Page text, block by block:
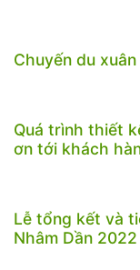
Chuyến du
Quá trình thiết
ơn tới khách
Lễ tổng kết và
Nhâm Dần 2022